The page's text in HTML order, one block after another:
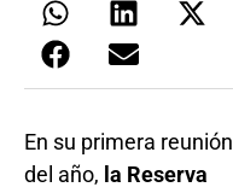
En su primera reunión
del año, la Reserva